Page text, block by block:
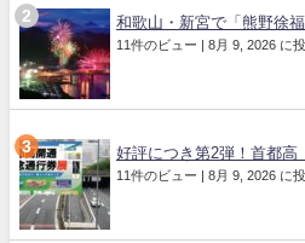
和歌山・新宮で「熊野徐
11件のビュー 8月 9, 2026 に
好評につき第2弾！首都高
11件のビュー 8月 9, 2026 に